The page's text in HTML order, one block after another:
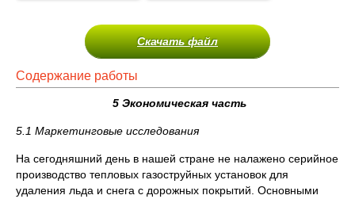
Скачать файл
Содержание работы
5 Экономическая часть
5.1 Маркетинговые исследования
На сегодняшний день в нашей стране не налажено серийное
производство тепловых газоструйных установок для
удаления льда и снега с дорожных покрытий. Основными